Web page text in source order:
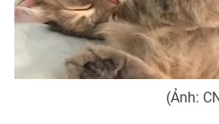
VTV9
Liên hệ tòa soạn
(Ảnh: